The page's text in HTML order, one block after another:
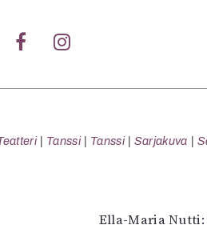
Tanssi Tanssi Sarjakuva
Ella-Maria